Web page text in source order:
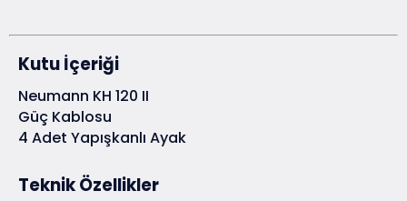
Kutu İçeriği
Neumann KH 120 II
Güç Kablosu
4 Adet Yapışkanlı Ayak
Teknik Özellikler